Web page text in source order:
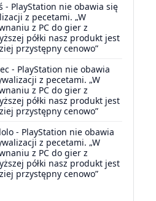
- PlayStation nie obawia się
z pecetami. „W
z PC do gier z
półki nasz produkt jest
przystępny cenowo”
- PlayStation nie obawia
z pecetami. „W
z PC do gier z
półki nasz produkt jest
przystępny cenowo”
- PlayStation nie obawia
z pecetami. „W
z PC do gier z
półki nasz produkt jest
przystępny cenowo”